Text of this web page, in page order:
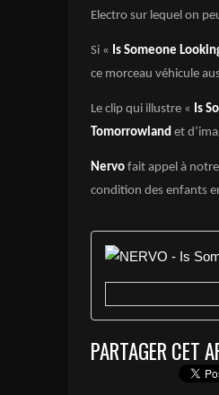
Electro sur lequel on
Si « Is Someone
ce morceau véhicule
Le clip qui illustre « Is
Tomorrowland et
Nervo fait appel à
condition des enfants
PARTAGER CET